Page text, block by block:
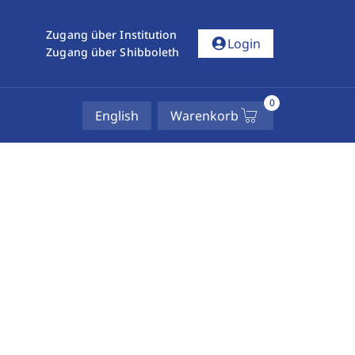
Zugang über Institution
Zugang über Shibboleth
account_circleLogin
English Warenkorb
0